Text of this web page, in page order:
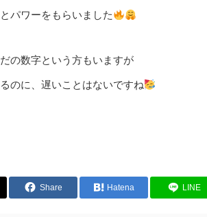
パワーをもらいました
の数字という方もいますが
のに、遅いことはないですね
Share Hatena LINE